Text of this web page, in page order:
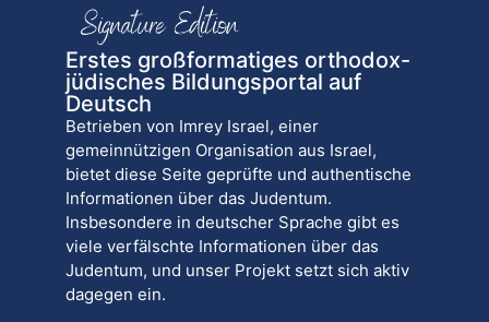
Erstes großformatiges orthodox-
jüdisches Bildungsportal auf
Deutsch
Betrieben von Imrey Israel, einer
gemeinnützigen Organisation aus Israel,
bietet diese Seite geprüfte und authentische
Informationen über das Judentum.
Insbesondere in deutscher Sprache gibt es
viele verfälschte Informationen über das
Judentum, und unser Projekt setzt sich aktiv
dagegen ein.